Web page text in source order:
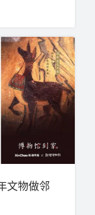
文物做邻